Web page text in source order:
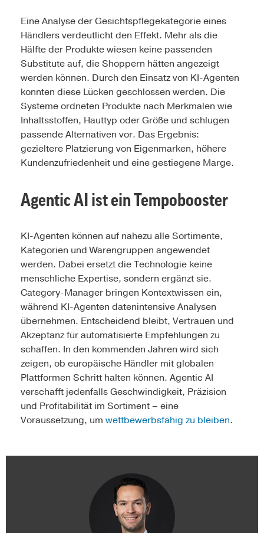
Eine Analyse der Gesichtspflegekategorie eines
Händlers verdeutlicht den Effekt. Mehr als die
Hälfte der Produkte wiesen keine passenden
Substitute auf, die Shoppern hätten angezeigt
werden können. Durch den Einsatz von KI-Agenten
konnten diese Lücken geschlossen werden. Die
Systeme ordneten Produkte nach Merkmalen wie
Inhaltsstoffen, Hauttyp oder Größe und schlugen
passende Alternativen vor. Das Ergebnis:
gezieltere Platzierung von Eigenmarken, höhere
Kundenzufriedenheit und eine gestiegene Marge.
Agentic AI ist ein Tempobooster
KI-Agenten können auf nahezu alle Sortimente,
Kategorien und Warengruppen angewendet
werden. Dabei ersetzt die Technologie keine
menschliche Expertise, sondern ergänzt sie.
Category-Manager bringen Kontextwissen ein,
während KI-Agenten datenintensive Analysen
übernehmen. Entscheidend bleibt, Vertrauen und
Akzeptanz für automatisierte Empfehlungen zu
schaffen. In den kommenden Jahren wird sich
zeigen, ob europäische Händler mit globalen
Plattformen Schritt halten können. Agentic AI
verschafft jedenfalls Geschwindigkeit, Präzision
und Profitabilität im Sortiment – eine
Voraussetzung, um wettbewerbsfähig zu bleiben.